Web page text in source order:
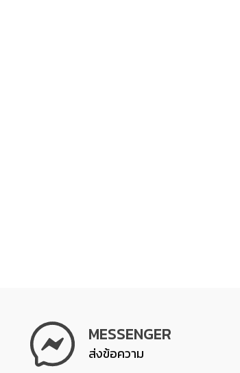
MESSENGER
ส่งข้อความ